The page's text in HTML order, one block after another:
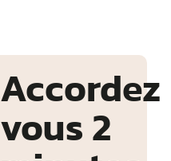
Accordez
vous 2